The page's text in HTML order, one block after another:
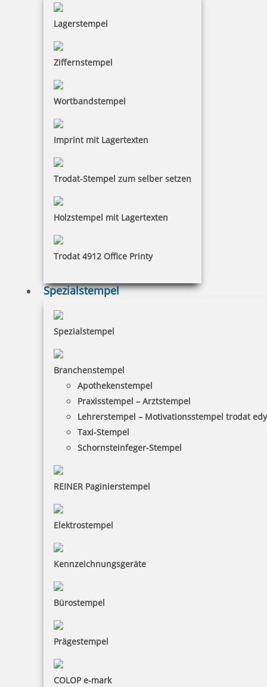
Lagerstempel
Ziffernstempel
Wortbandstempel
Imprint mit Lagertexten
Trodat-Stempel zum selber setzen
Holzstempel mit Lagertexten
Trodat 4912 Office Printy
Spezialstempel
Spezialstempel
Branchenstempel
Apothekenstempel
Praxisstempel – Arztstempel
Lehrerstempel – Motivationsstempel trodat
Taxi-Stempel
Schornsteinfeger-Stempel
REINER Paginierstempel
Elektrostempel
Kennzeichnungsgeräte
Bürostempel
Prägestempel
COLOP e-mark
44,17 €
Jetzt gestalten
Heri Smartpen Stempelkugelschreiber 3302 34 x 8 mm Schwarz
44,17 €
inkl. 19 % Mwst.
Jetzt gestalten
Smartpen Heri Stamp & Touch Pen 3304 Stempelkugelschreiber
Pink
Jetzt gestalten
Smartpen Heri 3307 Kugelschreiber Gelb mit integriertem
46,40 €